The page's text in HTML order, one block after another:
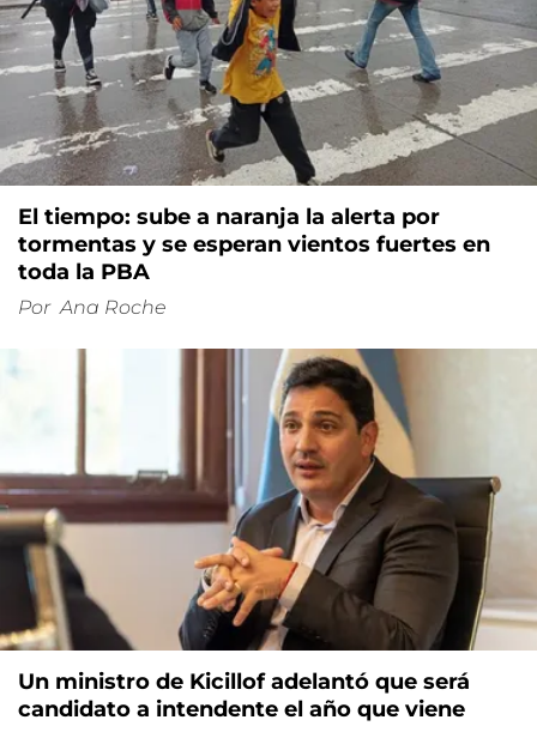
El tiempo: sube a naranja la alerta por
tormentas y se esperan vientos fuertes en
toda la PBA
Por Ana Roche
Un ministro de Kicillof adelantó que será
candidato a intendente el año que viene